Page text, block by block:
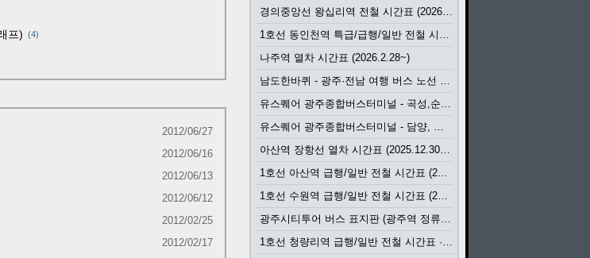
프) (4)
2012/06/27
2012/06/16
2012/06/13
2012/06/12
2012/02/25
2012/02/17
경의중앙선 왕십리역 전철 시간표 (2026.4.20~)
1호선 동인천역 특급/급행/일반 전철 시간표 (2026.2.28~)
나주역 열차 시간표 (2026.2.28~)
남도한바퀴 - 광주·전남 여행 버스 노선 (2026.3.1~5.31)
유스퀘어 광주종합버스터미널 - 곡성,순천／화순,보성,율포 방면 시외버스 시간표 (2026.1.31)
유스퀘어 광주종합버스터미널 - 담양, 순창, 남원, 무주, 장수, 거창, 대구 방면 시외버스 시간표 (2026...
아산역 장항선 열차 시간표 (2025.12.30 기준) (무궁화호, ITX-마음, 새마을호, 서해금빛열차)
1호선 아산역 급행/일반 전철 시간표 (2025.12.30~)
1호선 수원역 급행/일반 전철 시간표 (2025.12.30~)
광주시티투어 버스 표지판 (광주역 정류장) (2024?)
1호선 청량리역 급행/일반 전철 시간표 · 노선도 (2025.12.30~)